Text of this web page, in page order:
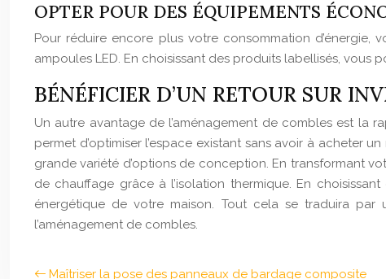
OPTER POUR DES ÉQUIPEMENTS
Pour réduire encore plus votre consommation
ampoules LED. En choisissant des produits labellisés, vous
BÉNÉFICIER D’UN RETOUR SUR
Un autre avantage de l’aménagement de combles est la
permet d’optimiser l’espace existant sans avoir à acheter
grande variété d’options de conception. En transformant
de chauffage grâce à l’isolation thermique. En
énergétique de votre maison. Tout cela se traduira
l’aménagement de combles.
Maîtriser la pose des panneaux de bardage composite